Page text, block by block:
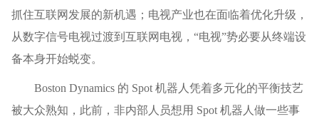
抓住互联网发展的新机遇；电视产业也在面临着优化升级，
从数字信号电视过渡到互联网电视，“电视”势必要从终端设
备本身开始蜕变。
Boston Dynamics 的 Spot 机器人凭着多元化的平衡技艺
被大众熟知，此前，非内部人员想用 Spot 机器人做一些事